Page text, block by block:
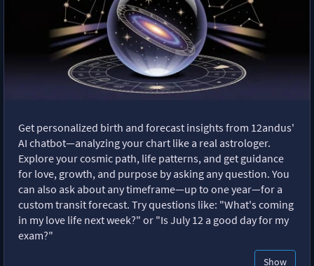
Get personalized birth and forecast insights from 12andus'
AI chatbot—analyzing your chart like a real astrologer.
Explore your cosmic path, life patterns, and get guidance
for love, growth, and purpose by asking any question. You
can also ask about any timeframe—up to one year—for a
custom transit forecast. Try questions like: "What's coming
in my love life next week?" or "Is July 12 a good day for my
exam?"
Show